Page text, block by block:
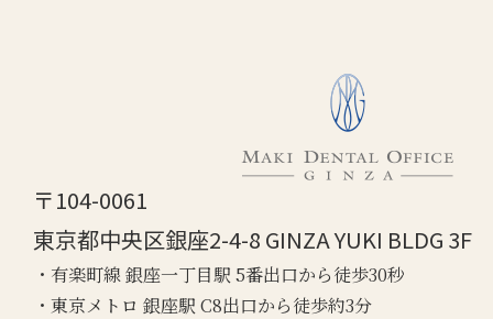
〒104-0061
東京都中央区銀座2-4-8 GINZA YUKI BLDG 3F
・有楽町線 銀座一丁目駅 5番出口から徒歩30秒
・東京メトロ 銀座駅 C8出口から徒歩約3分